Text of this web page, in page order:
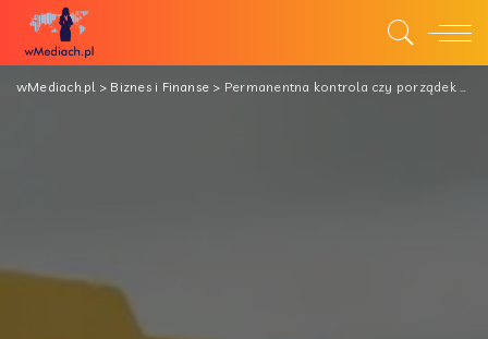
wMediach.pl> Biznes i Finanse > Permanentna kontrola czy porządek w finansach? Ciemna strona KSeF po wdrożeniu